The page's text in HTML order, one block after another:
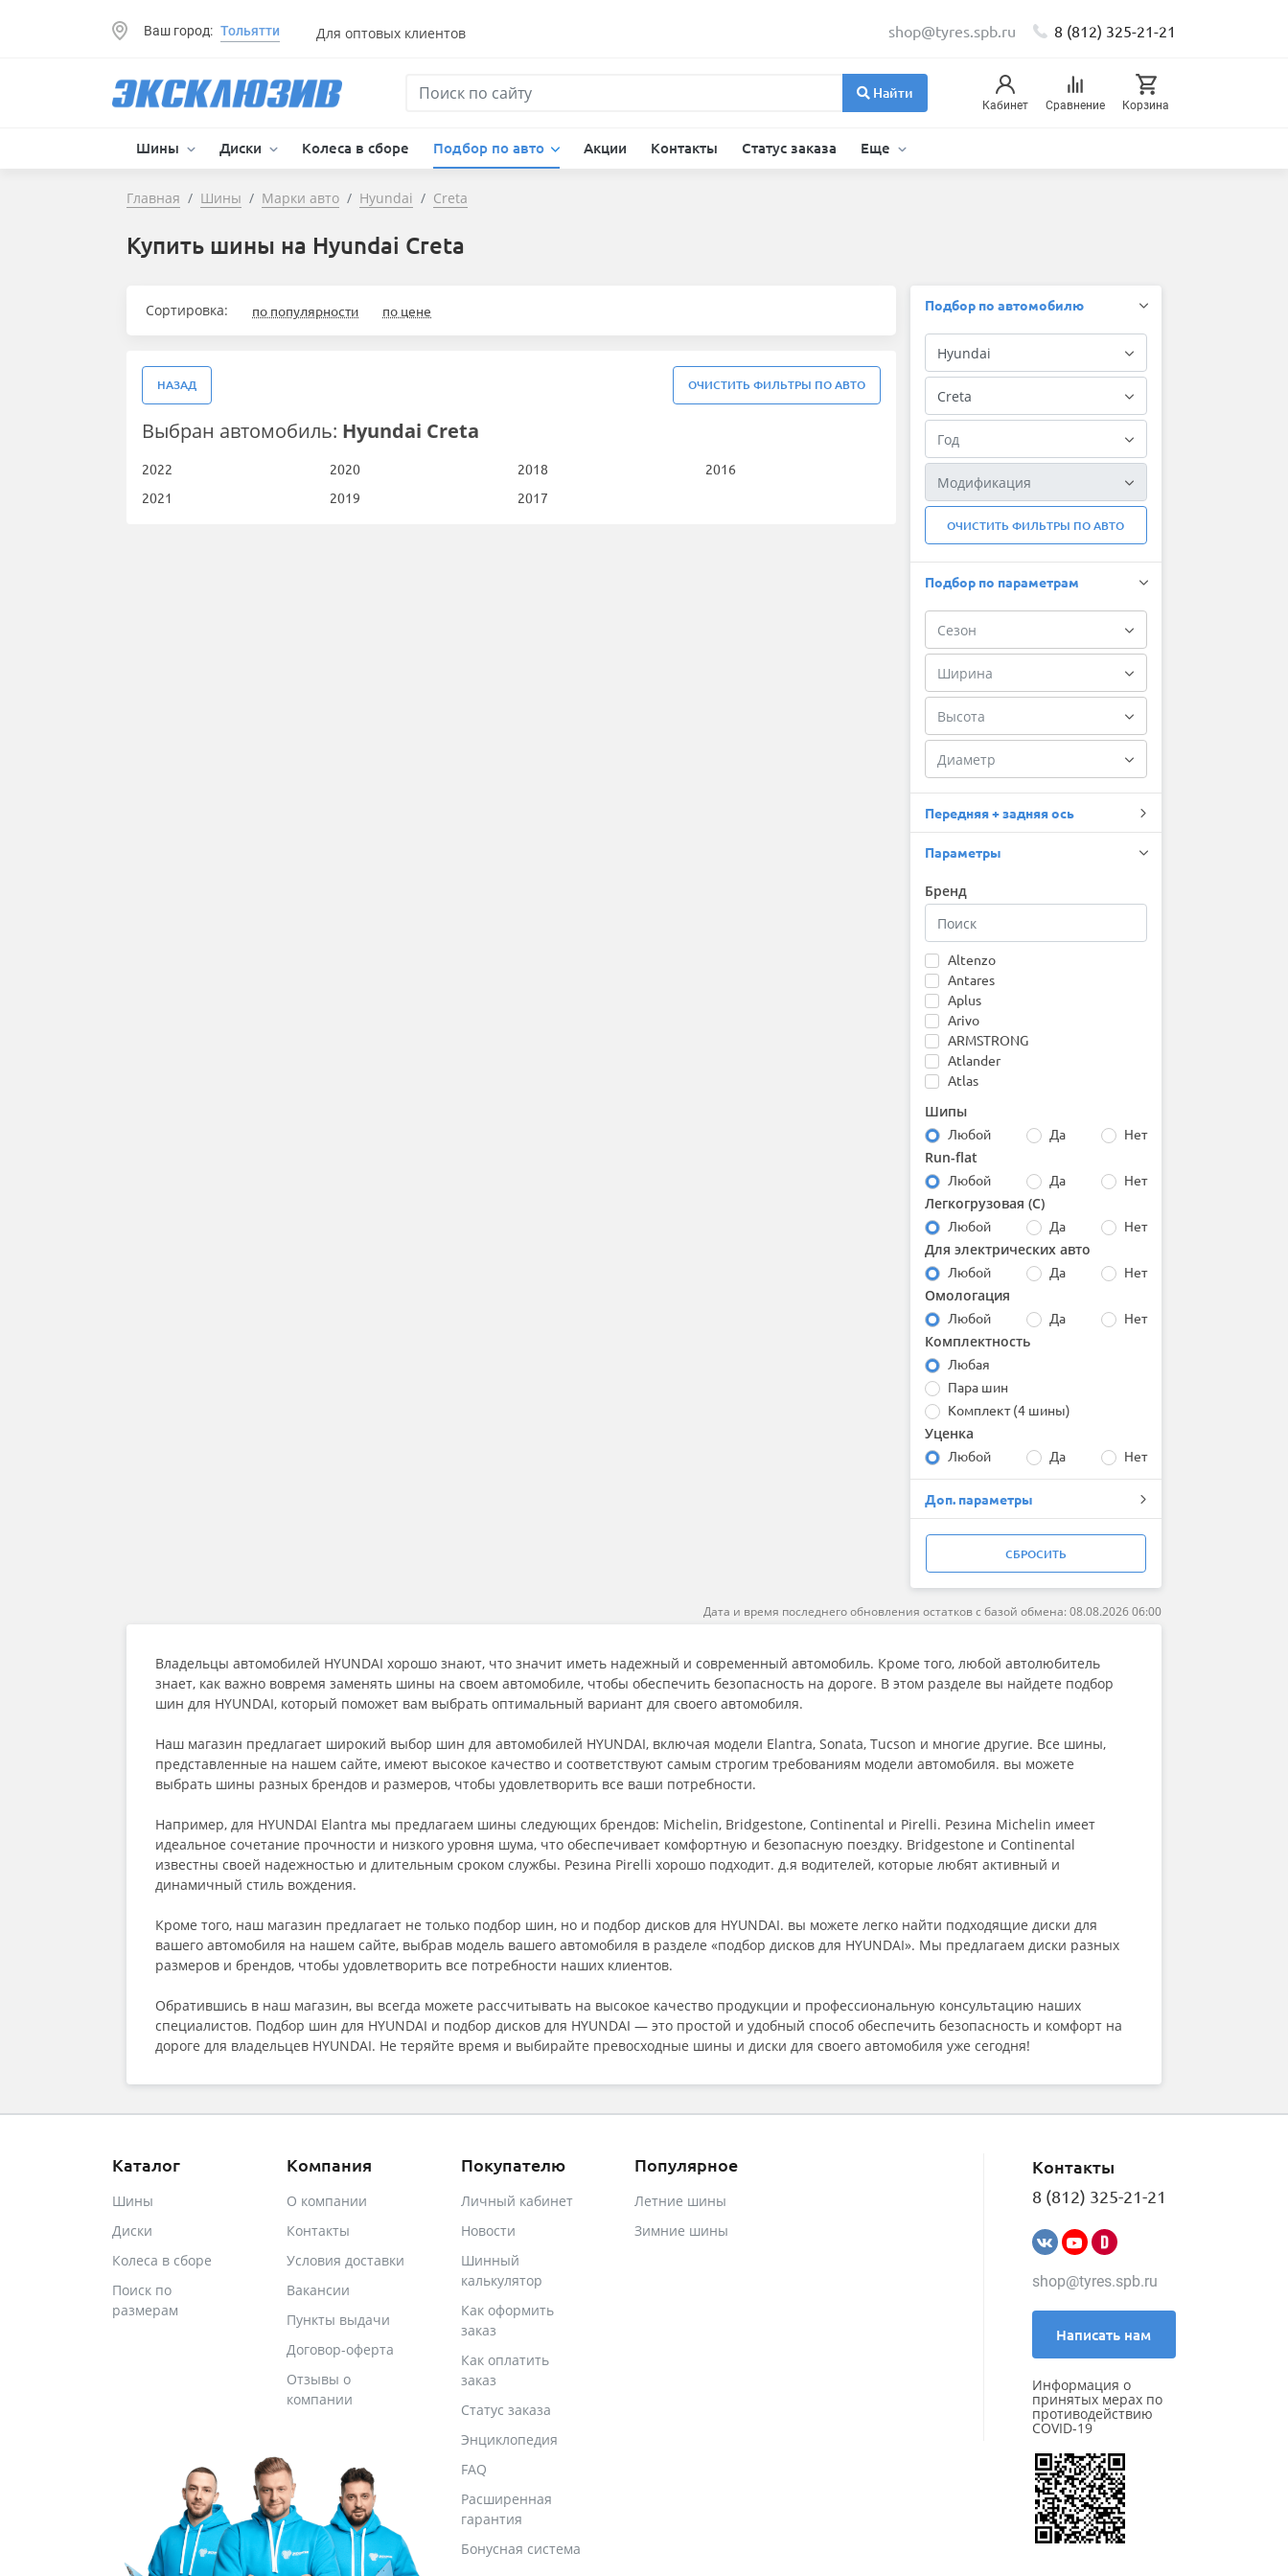
Ваш город: Тольятти Для оптовых клиентов shop@tyres.spb.ru 8 (812) 325-21-21
Найти
Кабинет Сравнение Корзина
Шины Диски Колеса в сборе Подбор по авто Акции Контакты Статус заказа Еще
Главная Шины Марки авто Hyundai Creta
Купить шины на Hyundai Creta
Сортировка: по популярности по цене
НАЗАД ОЧИСТИТЬ ФИЛЬТРЫ ПО АВТО
Выбран автомобиль: Hyundai Creta
2022
2021
2020
2019
2018
2017
2016
Подбор по автомобилю
ОЧИСТИТЬ ФИЛЬТРЫ ПО АВТО
Подбор по параметрам
Передняя + задняя ось
Параметры
Бренд
Altenzo
Antares
Aplus
Arivo
ARMSTRONG
Atlander
Atlas
Austone
Autogreen
Barez
Bars
Barum
Bearway
BfGoodrich
Boto
Bridgestone
Centara
Comforser
Compasal
Continental
Contyre
Cordiant
Delinte
Double Coin
DoubleStar
Dunlop
Formula
Fortune
General (by Continental)
Gislaved
Goodyear
Greentrac
Grenlander
HABILEAD
Hankook
HiLO
Ikon (Nokian Tyres)
ILINK
Joyroad
Nokian Tyres (Ikon)
Шипы
Любой Да Нет
Run-flat
Любой Да Нет
Легкогрузовая (С)
Любой Да Нет
Для электрических авто
Любой Да Нет
Омологация
Любой Да Нет
Комплектность
Любая
Пара шин
Комплект (4 шины)
Уценка
Любой Да Нет
Доп. параметры
СБРОСИТЬ
Дата и время последнего обновления остатков с базой обмена: 08.08.2026 06:00
Владельцы автомобилей HYUNDAI хорошо знают, что значит иметь надежный и современный автомобиль. Кроме того, любой автолюбитель
знает, как важно вовремя заменять шины на своем автомобиле, чтобы обеспечить безопасность на дороге. В этом разделе вы найдете подбор
шин для HYUNDAI, который поможет вам выбрать оптимальный вариант для своего автомобиля.
Наш магазин предлагает широкий выбор шин для автомобилей HYUNDAI, включая модели Elantra, Sonata, Tucson и многие другие. Все шины,
представленные на нашем сайте, имеют высокое качество и соответствуют самым строгим требованиям модели автомобиля. вы можете
выбрать шины разных брендов и размеров, чтобы удовлетворить все ваши потребности.
Например, для HYUNDAI Elantra мы предлагаем шины следующих брендов: Michelin, Bridgestone, Continental и Pirelli. Резина Michelin имеет
идеальное сочетание прочности и низкого уровня шума, что обеспечивает комфортную и безопасную поездку. Bridgestone и Continental
известны своей надежностью и длительным сроком службы. Резина Pirelli хорошо подходит. д.я водителей, которые любят активный и
динамичный стиль вождения.
Кроме того, наш магазин предлагает не только подбор шин, но и подбор дисков для HYUNDAI. вы можете легко найти подходящие диски для
вашего автомобиля на нашем сайте, выбрав модель вашего автомобиля в разделе «подбор дисков для HYUNDAI». Мы предлагаем диски разных
размеров и брендов, чтобы удовлетворить все потребности наших клиентов.
Обратившись в наш магазин, вы всегда можете рассчитывать на высокое качество продукции и профессиональную консультацию наших
специалистов. Подбор шин для HYUNDAI и подбор дисков для HYUNDAI — это простой и удобный способ обеспечить безопасность и комфорт на
дороге для владельцев HYUNDAI. Не теряйте время и выбирайте превосходные шины и диски для своего автомобиля уже сегодня!
Каталог
Шины
Диски
Колеса в сборе
Поиск по
размерам
Компания
О компании
Контакты
Условия доставки
Вакансии
Пункты выдачи
Договор-оферта
Отзывы о
компании
Покупателю
Личный кабинет
Новости
Шинный
калькулятор
Как оформить
заказ
Как оплатить
заказ
Статус заказа
Энциклопедия
FAQ
Расширенная
гарантия
Бонусная система
Популярное
Летние шины
Зимние шины
Контакты
8 (812) 325-21-21
shop@tyres.spb.ru
Написать нам
Информация о
принятых мерах по
противодействию
COVID-19